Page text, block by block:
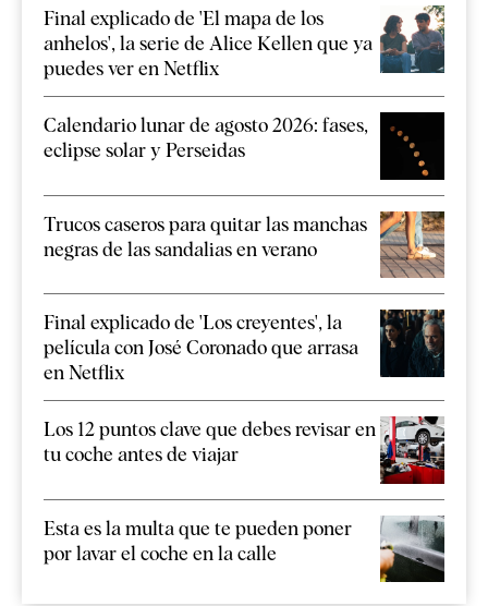
Final explicado de 'El mapa de los
anhelos', la serie de Alice Kellen que ya
puedes ver en Netflix
Calendario lunar de agosto 2026: fases,
eclipse solar y Perseidas
Trucos caseros para quitar las manchas
negras de las sandalias en verano
Final explicado de 'Los creyentes', la
película con José Coronado que arrasa
en Netflix
Los 12 puntos clave que debes revisar en
tu coche antes de viajar
Esta es la multa que te pueden poner
por lavar el coche en la calle